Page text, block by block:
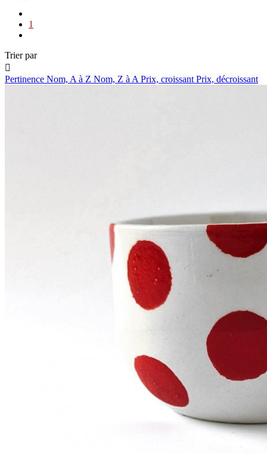
1
Trier par

Pertinence Nom, A à Z Nom, Z à A Prix, croissant Prix, décroissant